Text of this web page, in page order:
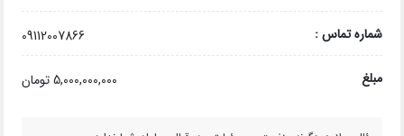
شماره تماس : 09112007866
مبلغ 5,000,000,000 تومان